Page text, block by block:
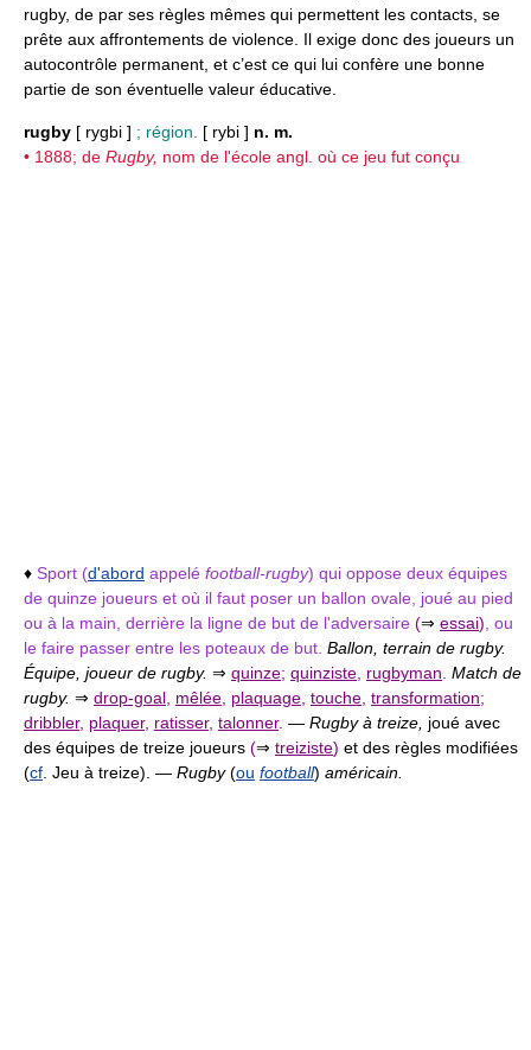
rugby, de par ses règles mêmes qui permettent les contacts, se
prête aux affrontements de violence. Il exige donc des joueurs un
autocontrôle permanent, et c’est ce qui lui confère une bonne
partie de son éventuelle valeur éducative.
rugby [ rygbi ] ; région. [ rybi ] n. m.
• 1888; de Rugby, nom de l'école angl. où ce jeu fut conçu
♦ Sport (d'abord appelé football-rugby) qui oppose deux équipes
de quinze joueurs et où il faut poser un ballon ovale, joué au pied
ou à la main, derrière la ligne de but de l'adversaire (⇒ essai) , ou
le faire passer entre les poteaux de but. Ballon, terrain de rugby.
Équipe, joueur de rugby. ⇒ quinze; quinziste rugbyman Match de
rugby. ⇒ drop-goal mêlée plaquage touche transformation;
dribbler, plaquer, ratisser, talonner. — Rugby à treize, joué avec
des équipes de treize joueurs (⇒ treiziste) et des règles modifiées
(cf . Jeu à treize). — Rugby(ou football) américain.